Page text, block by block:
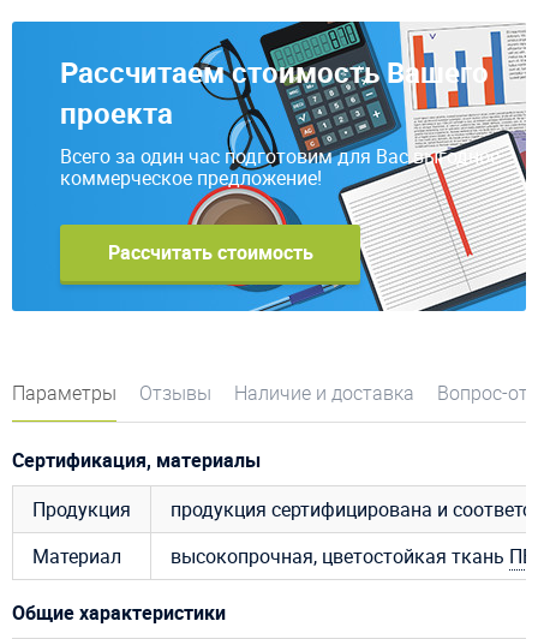
Рассчитаем стоимость Вашего
проекта
Всего за один час подготовим для Вас выгодное
коммерческое предложение!
Рассчитать стоимость
Параметры Отзывы Наличие и доставка Вопрос-
Сертификация, материалы
Продукция
продукция сертифицирована и
Материал
высокопрочная, цветостойкая ткань
Общие характеристики